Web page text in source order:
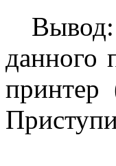
Вывод:
данного
принтер